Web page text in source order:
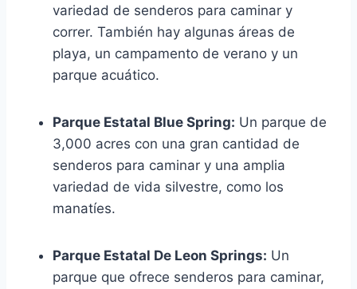
variedad de senderos para caminar y
correr. También hay algunas áreas de
playa, un campamento de verano y un
parque acuático.
Parque Estatal Blue Spring: Un parque de
3,000 acres con una gran cantidad de
senderos para caminar y una amplia
variedad de vida silvestre, como los
manatíes.
Parque Estatal De Leon Springs: Un
parque que ofrece senderos para caminar,